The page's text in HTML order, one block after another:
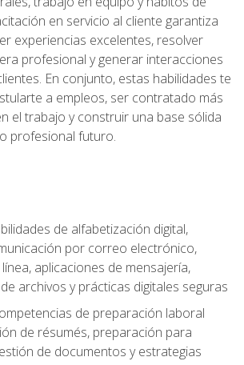
en servicio al cliente garantiza
experiencias excelentes, resolver
profesional y generar interacciones
En conjunto, estas habilidades te
a empleos, ser contratado más
el trabajo y construir una base sólida
profesional futuro.
de alfabetización digital,
por correo electrónico,
aplicaciones de mensajería,
archivos y prácticas digitales seguras
de preparación laboral
de résumés, preparación para
de documentos y estrategias